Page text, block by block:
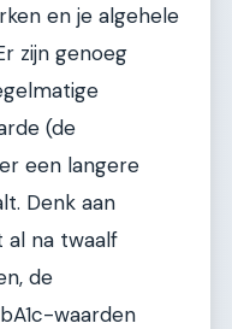
en je algehele
zijn genoeg
(de
een langere
Denk aan
al na twaalf
de
waarden